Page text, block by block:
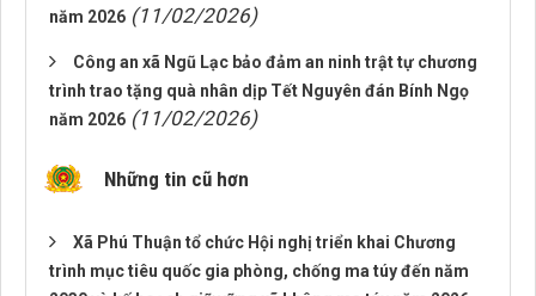
năm 2026 (11/02/2026)
Công an xã Ngũ Lạc bảo đảm an ninh trật tự chương
trình trao tặng quà nhân dịp Tết Nguyên đán Bính Ngọ
năm 2026 (11/02/2026)
Những tin cũ hơn
Xã Phú Thuận tổ chức Hội nghị triển khai Chương
trình mục tiêu quốc gia phòng, chống ma túy đến năm